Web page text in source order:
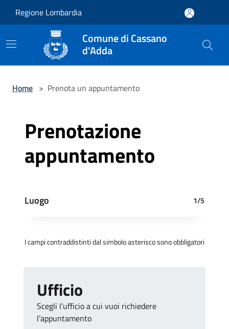
Regione Lombardia
Comune di Cassano
d'Adda
Home > Prenota un appuntamento
Prenotazione
appuntamento
Luogo 1/5
I campi contraddistinti dal simbolo asterisco sono obbligatori
Ufficio
Scegli l’ufficio a cui vuoi richiedere
l’appuntamento